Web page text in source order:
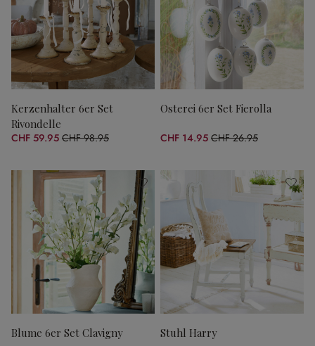
Kerzenhalter 6er Set
Rivondelle
CHF 59.95 CHF 98.95
(39.41% gespart)
Osterei 6er Set Fierolla
CHF 14.95 CHF 26.95
(44.53% gespart)
Blume 6er Set Clavigny Stuhl Harry